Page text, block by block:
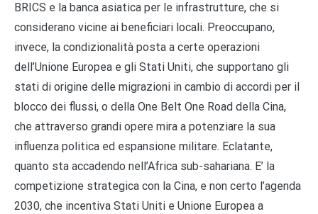
BRICS e la banca asiatica per le infrastrutture, che si
considerano vicine ai beneficiari locali. Preoccupano,
invece, la condizionalità posta a certe operazioni
dell’Unione Europea e gli Stati Uniti, che supportano gli
stati di origine delle migrazioni in cambio di accordi per il
blocco dei flussi, o della One Belt One Road della Cina,
che attraverso grandi opere mira a potenziare la sua
influenza politica ed espansione militare. Eclatante,
quanto sta accadendo nell’Africa sub-sahariana. E’ la
competizione strategica con la Cina, e non certo l’agenda
2030, che incentiva Stati Uniti e Unione Europea a